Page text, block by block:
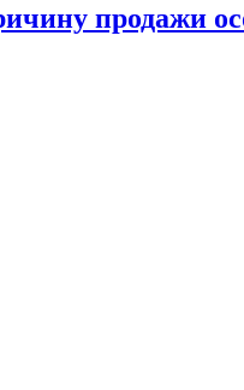
продажи